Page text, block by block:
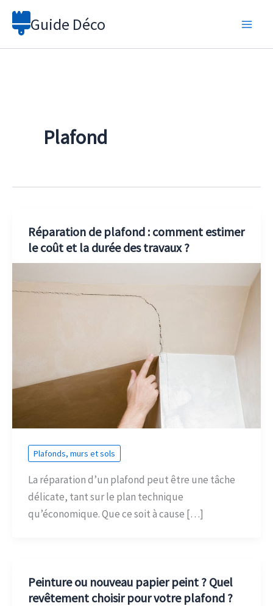
Aller
Guide Déco
Plafond
Réparation de plafond : comment estimer
le coût et la durée des travaux ?
Plafonds, murs et sols
La réparation d’un plafond peut être une tâche
délicate, tant sur le plan technique
qu’économique. Que ce soit à cause […]
Peinture ou nouveau papier peint ? Quel
revêtement choisir pour votre plafond ?